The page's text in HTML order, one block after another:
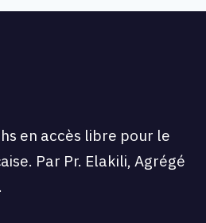
en accès libre pour le
Par Pr. Elakili, Agrégé